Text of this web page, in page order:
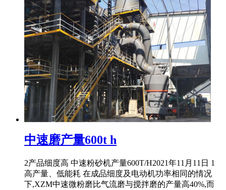
中速磨产量600t h
2产品细度高 中速粉砂机产量600T/H2021年11月11日 1
高产量、低能耗 在成品细度及电动机功率相同的情况
下,XZM中速微粉磨比气流磨与搅拌磨的产量高40%,而